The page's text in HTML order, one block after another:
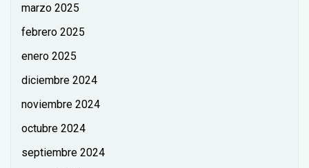
marzo 2025
febrero 2025
enero 2025
diciembre 2024
noviembre 2024
octubre 2024
septiembre 2024